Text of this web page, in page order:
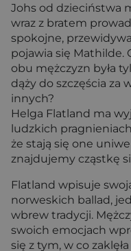
Johs od dzieciństwa
wraz z bratem
spokojne,
pojawia się Mathilde.
obu mężczyzn była
dąży do szczęścia za
innych?
Helga Flatland ma
ludzkich
że stają się one
znajdujemy cząstkę
Flatland wpisuje
norweskich ballad,
wbrew tradycji.
swoich emocjach
się z tym, w co